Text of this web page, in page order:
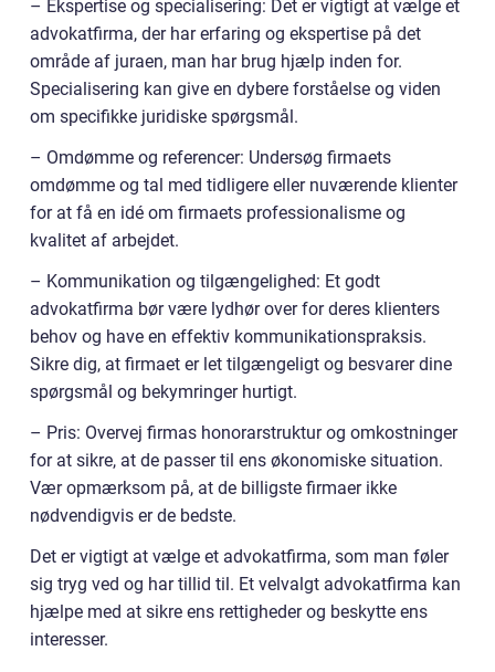
– Ekspertise og specialisering: Det er vigtigt at vælge et
advokatfirma, der har erfaring og ekspertise på det
område af juraen, man har brug hjælp inden for.
Specialisering kan give en dybere forståelse og viden
om specifikke juridiske spørgsmål.
– Omdømme og referencer: Undersøg firmaets
omdømme og tal med tidligere eller nuværende klienter
for at få en idé om firmaets professionalisme og
kvalitet af arbejdet.
– Kommunikation og tilgængelighed: Et godt
advokatfirma bør være lydhør over for deres klienters
behov og have en effektiv kommunikationspraksis.
Sikre dig, at firmaet er let tilgængeligt og besvarer dine
spørgsmål og bekymringer hurtigt.
– Pris: Overvej firmas honorarstruktur og omkostninger
for at sikre, at de passer til ens økonomiske situation.
Vær opmærksom på, at de billigste firmaer ikke
nødvendigvis er de bedste.
Det er vigtigt at vælge et advokatfirma, som man føler
sig tryg ved og har tillid til. Et velvalgt advokatfirma kan
hjælpe med at sikre ens rettigheder og beskytte ens
interesser.